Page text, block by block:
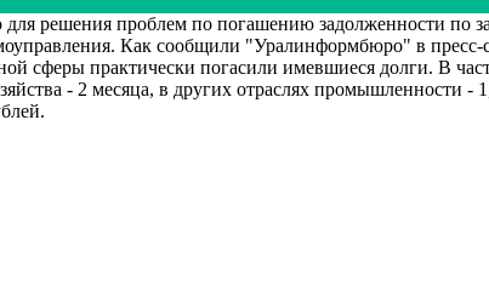
решения проблем по погашению задолженности по
Как сообщили "Уралинформбюро" в пресс-
сферы практически погасили имевшиеся долги. В
- 2 месяца, в других отраслях промышленности -